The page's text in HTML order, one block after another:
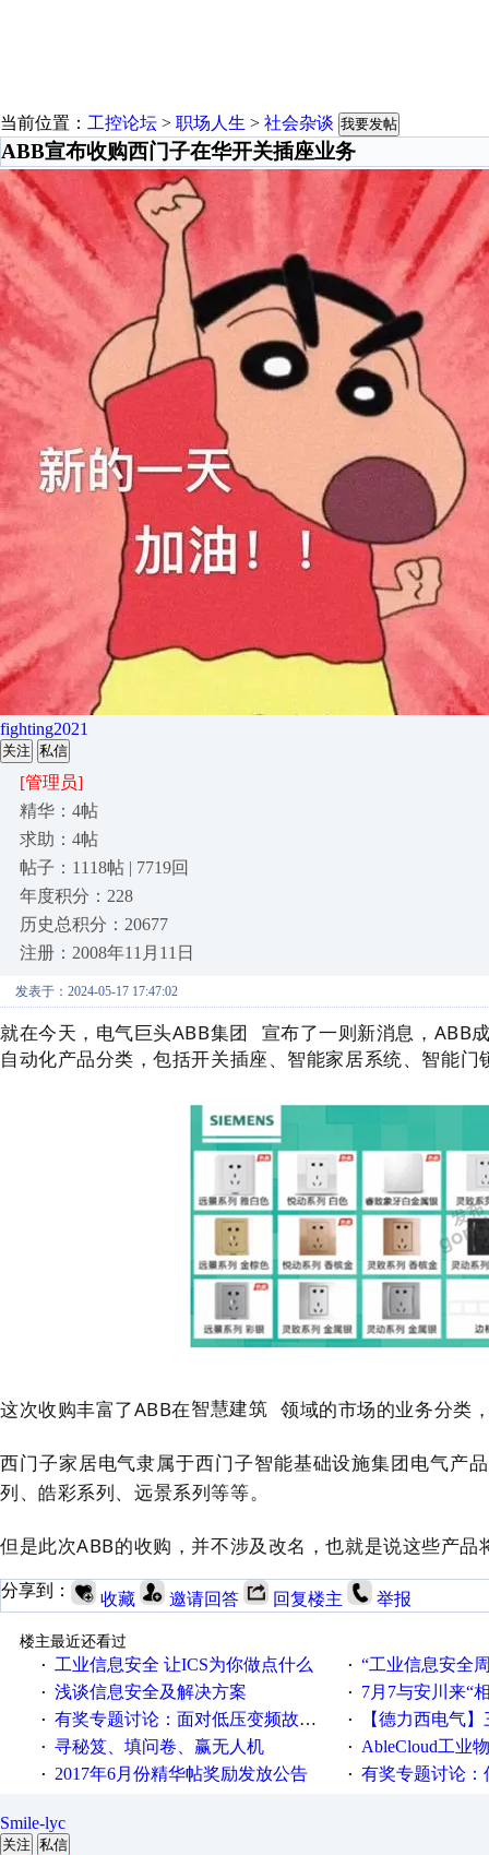
当前位置： 工控论坛 > 职场人生 > 社会杂谈 我要发帖
ABB宣布收购西门子在华开关插座业务
fighting2021
关注 私信
[管理员]
精华：4帖
求助：4帖
帖子：1118帖 | 7719回
年度积分：228
历史总积分：20677
注册：2008年11月11日
发表于：2024-05-17 17:47:02
就在今天，电气巨头ABB集团
宣布了一则新消息，ABB
自动化产品分类，包括开关插座、智能家居系统、智能门
这次收购丰富了ABB在智慧建筑 领域的市场的业务分类
西门子家居电气隶属于西门子智能基础设施集团电气产
列、皓彩系列、远景系列等等。
但是此次ABB的收购，并不涉及改名，也就是说这些产品
分享到： 收藏 邀请回答 回复楼主 举报
楼主最近还看过
·
工业信息安全 让ICS为你做点什么 · “工业信息安全周之我见”
· 浅谈信息安全及解决方案 · 7月7与安川来“
· 有奖专题讨论：面对低压变频故障，老手是这样解决的！ · 【德力西电气】三
· 寻秘笈、填问卷、赢无人机 · AbleCloud工业物联
· 2017年6月份精华帖奖励发放公告 · 有奖专题讨论：伺服选择
Smile-lyc
关注 私信